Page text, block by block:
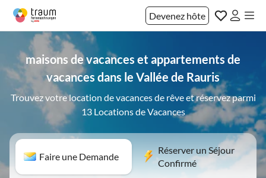
Devenez hôte
maisons de vacances et appartements de
vacances dans le Vallée de Rauris
Trouvez votre location de vacances de rêve et réservez parmi
13 Locations de Vacances
Faire une Demande
Réserver un Séjour
Confirmé